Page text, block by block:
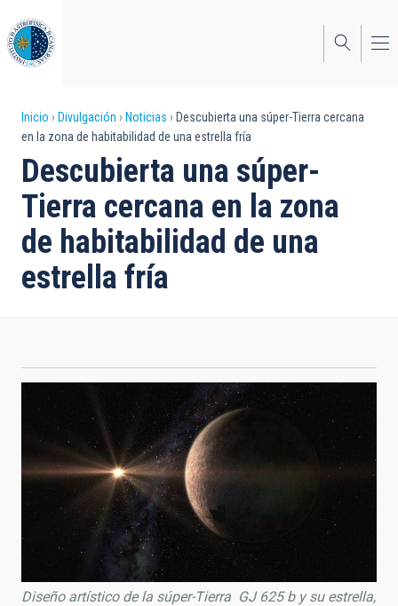
al
contenido
principal
Sobrescribir
enlaces
de
ayuda
a
la
Inicio Divulgación Noticias
Descubierta una súper-Tierra cercana
en la zona de habitabilidad de una estrella fría
Descubierta una súper-
Tierra cercana en la zona
de habitabilidad de una
estrella fría
Diseño artístico de la súper-Tierra GJ 625 b y su estrella,